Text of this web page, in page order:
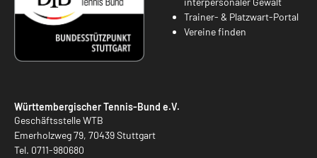
Trainer- & Platzwart-Portal
Vereine finden
Württembergischer Tennis-Bund e.V.
Geschäftsstelle WTB
Emerholzweg 79, 70439 Stuttgart
Tel. 0711-980680